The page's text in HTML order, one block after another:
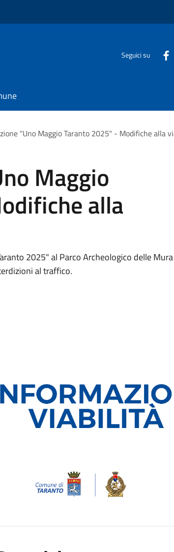
Seguici su
"Uno Maggio Taranto 2025" - Modifiche alla
Maggio
alla
2025" al Parco Archeologico delle Mura
al traffico.